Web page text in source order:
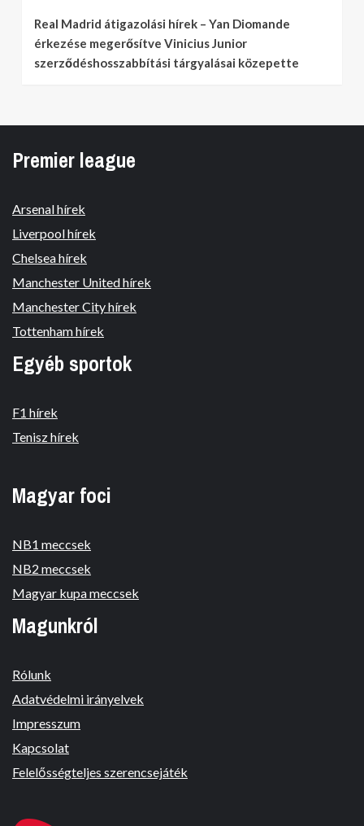
Real Madrid átigazolási hírek – Yan Diomande
érkezése megerősítve Vinicius Junior
szerződéshosszabbítási tárgyalásai közepette
Premier league
Arsenal hírek
Liverpool hírek
Chelsea hírek
Manchester United hírek
Manchester City hírek
Tottenham hírek
Egyéb sportok
F1 hírek
Tenisz hírek
Magyar foci
NB1 meccsek
NB2 meccsek
Magyar kupa meccsek
Magunkról
Rólunk
Adatvédelmi irányelvek
Impresszum
Kapcsolat
Felelősségteljes szerencsejáték